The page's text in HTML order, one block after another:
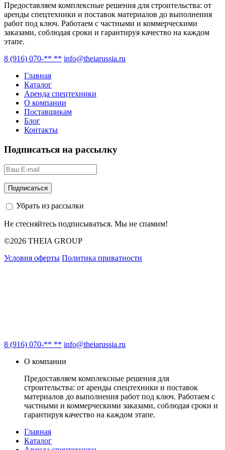
Предоставляем комплексные решения для строительства: от
аренды спецтехники и поставок материалов до выполнения
работ под ключ. Работаем с частными и коммерческими
заказами, соблюдая сроки и гарантируя качество на каждом
этапе.
8 (916) 070-** ** info@theiarussia.ru
Главная
Каталог
Аренда спецтехники
О компании
Поставщикам
Блог
Контакты
Подписаться на рассылку
Убрать из рассылки
Не стесняйтесь подписываться. Мы не спамим!
©2026 THEIA GROUP
Условия оферты Политика приватности
8 (916) 070-** ** info@theiarussia.ru
О компании
Предоставляем комплексные решения для
строительства: от аренды спецтехники и поставок
материалов до выполнения работ под ключ. Работаем с
частными и коммерческими заказами, соблюдая сроки и
гарантируя качество на каждом этапе.
Главная
Каталог